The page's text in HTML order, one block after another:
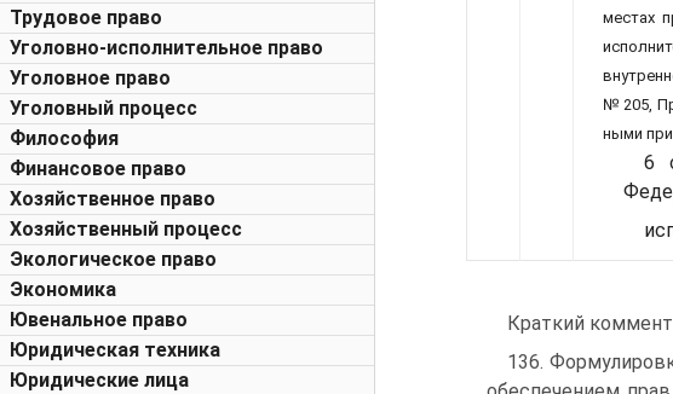
Трудовое право
Уголовно-исполнительное право
Уголовное право
Уголовный процесс
Философия
Финансовое право
Хозяйственное право
Хозяйственный процесс
Экологическое право
Экономика
Ювенальное право
Юридическая техника
Юридические лица
местах
№ 205,
ными
6
Краткий
136.